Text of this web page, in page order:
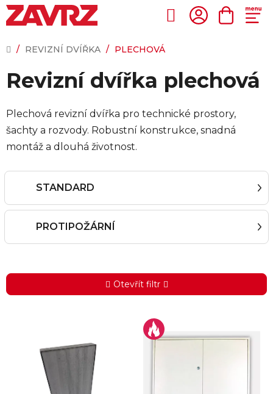
Přejít
na
Hledat
DOMŮ
/ REVIZNÍ DVÍŘKA / PLECHOVÁ
Revizní dvířka plechová
Plechová revizní dvířka pro technické prostory,
šachty a rozvody. Robustní konstrukce, snadná
montáž a dlouhá životnost.
STANDARD
PROTIPOŽÁRNÍ
Otevřít filtr